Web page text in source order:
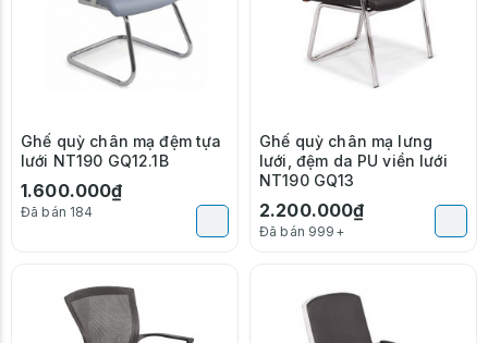
Ghế quỳ chân mạ đệm tựa
lưới NT190 GQ12.1B
1.600.000₫
Đã bán 184
Ghế quỳ chân mạ lưng
lưới, đệm da PU viền lưới
NT190 GQ13
2.200.000₫
Đã bán 999+